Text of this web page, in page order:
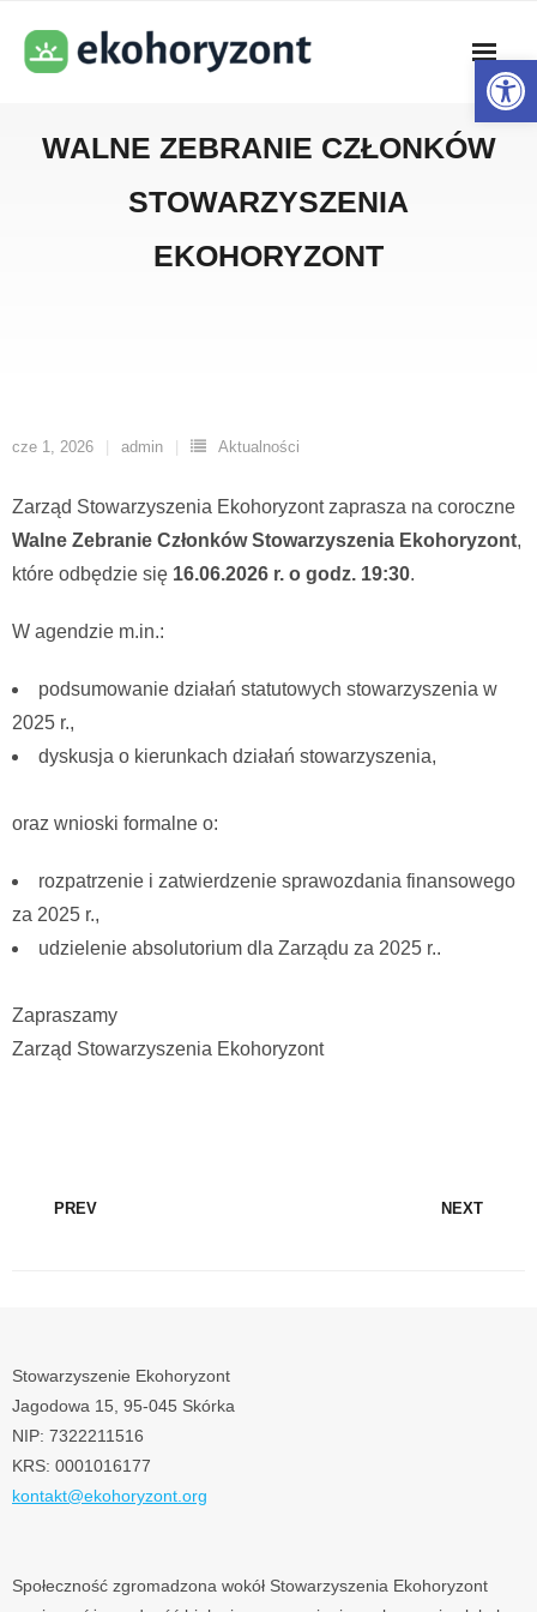
Open toolbar
WALNE ZEBRANIE CZŁONKÓW
STOWARZYSZENIA
EKOHORYZONT
cze 1, 2026 admin Aktualności
Zarząd Stowarzyszenia Ekohoryzont zaprasza na coroczne
Walne Zebranie Członków Stowarzyszenia Ekohoryzont,
które odbędzie się 16.06.2026 r. o godz. 19:30.
W agendzie m.in.:
podsumowanie działań statutowych stowarzyszenia w
2025 r.,
dyskusja o kierunkach działań stowarzyszenia,
oraz wnioski formalne o:
rozpatrzenie i zatwierdzenie sprawozdania finansowego
za 2025 r.,
udzielenie absolutorium dla Zarządu za 2025 r..
Zapraszamy
Zarząd Stowarzyszenia Ekohoryzont
PREV NEXT
Stowarzyszenie Ekohoryzont
Jagodowa 15, 95-045 Skórka
NIP: 7322211516
KRS: 0001016177
kontakt@ekohoryzont.org
Społeczność zgromadzona wokół Stowarzyszenia Ekohoryzont